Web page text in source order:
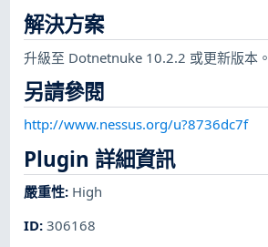
解決方案
升級至 Dotnetnuke 10.2.2 或更新版本。
另請參閱
http://www.nessus.org/u?8736dc7f
Plugin 詳細資訊
嚴重性: High
ID:306168